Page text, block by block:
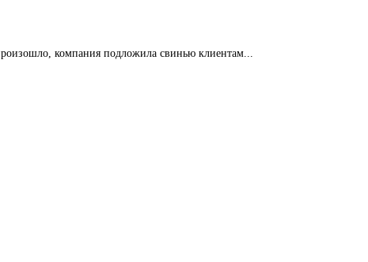
компания подложила свинью клиентам...